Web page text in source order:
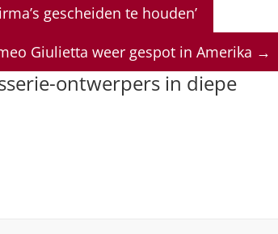
gescheiden te houden’
Giulietta weer gespot in Amerika →
ontwerpers in diepe